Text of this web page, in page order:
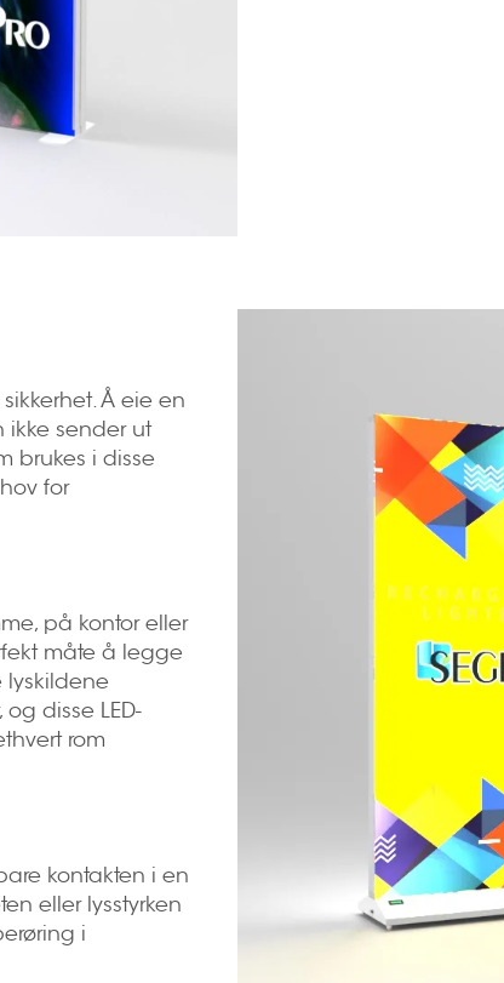
Å eie en
ikke sender ut
brukes i disse
for
på kontor eller
måte å legge
lyskildene
disse LED-
rom
kontakten i en
eller lysstyrken
i